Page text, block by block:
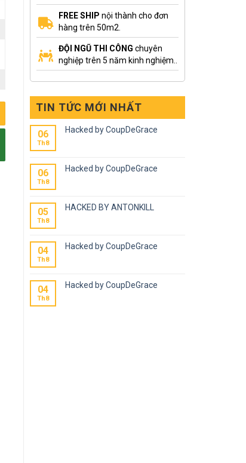
FREE SHIP nội thành cho đơn
hàng trên 50m2.
ĐỘI NGŨ THI CÔNG chuyên
nghiệp trên 5 năm kinh nghiệm..
TIN TỨC MỚI NHẤT
06
Th8
Hacked by CoupDeGrace
06
Th8
Hacked by CoupDeGrace
05
Th8
HACKED BY ANTONKILL
04
Th8
Hacked by CoupDeGrace
04
Th8
Hacked by CoupDeGrace